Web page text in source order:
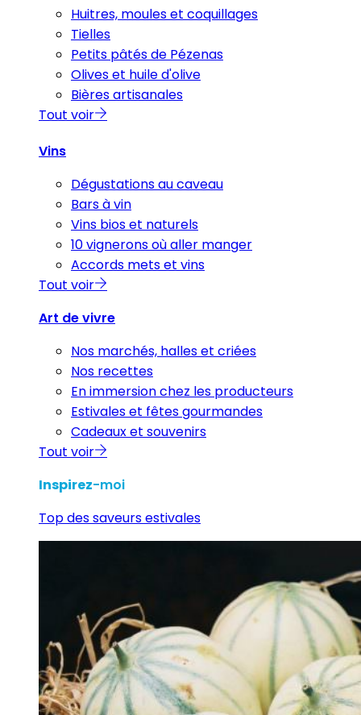
Huitres, moules et coquillages
Tielles
Petits pâtés de Pézenas
Olives et huile d'olive
Bières artisanales
Tout voir
Vins
Dégustations au caveau
Bars à vin
Vins bios et naturels
10 vignerons où aller manger
Accords mets et vins
Tout voir
Art de vivre
Nos marchés, halles et criées
Nos recettes
En immersion chez les producteurs
Estivales et fêtes gourmandes
Cadeaux et souvenirs
Tout voir
Inspirez-moi
Top des saveurs estivales